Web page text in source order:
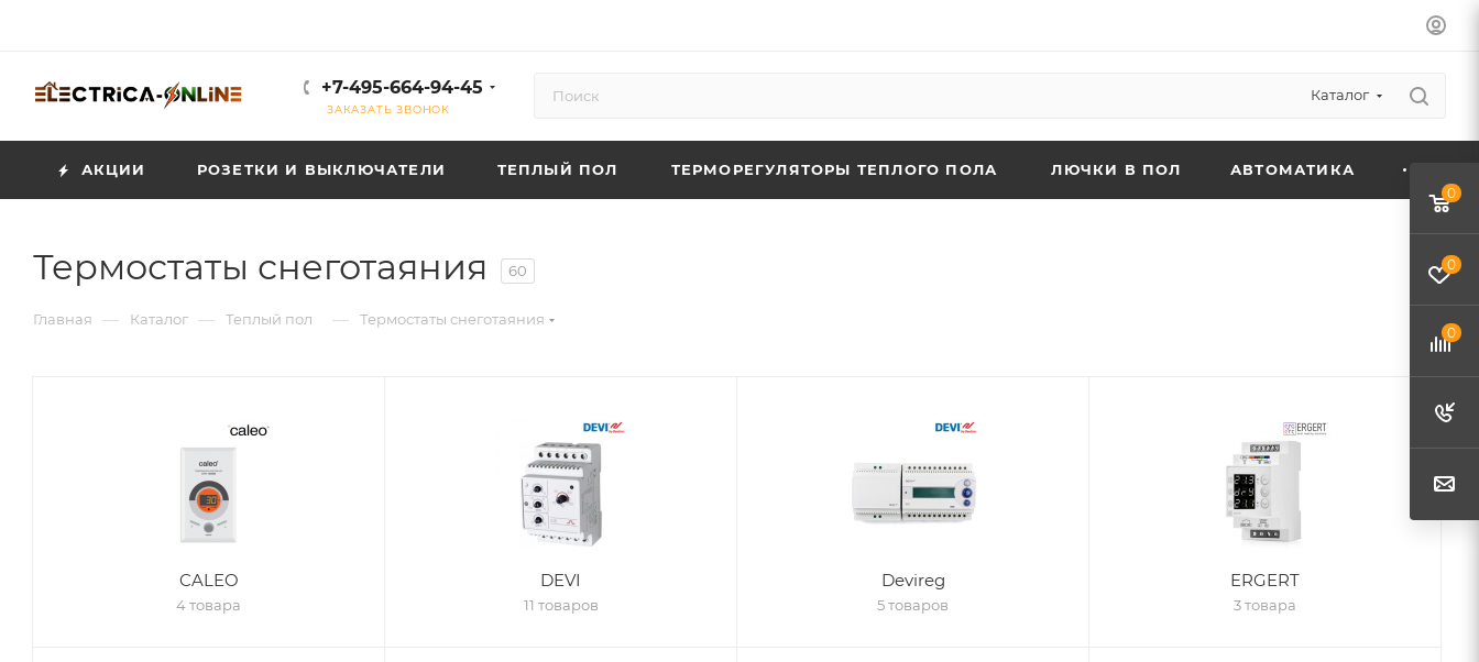
+7-495-664-94-45
ЗАКАЗАТЬ ЗВОНОК
Каталог
АКЦИИ РОЗЕТКИ И ВЫКЛЮЧАТЕЛИ ТЕПЛЫЙ ПОЛ ТЕРМОРЕГУЛЯТОРЫ ТЕПЛОГО ПОЛА ЛЮЧКИ В ПОЛ АВТОМАТИКА
Термостаты снеготаяния 60
Главная — Каталог — Теплый пол — Термостаты снеготаяния
CALEO
4 товара
DEVI
11 товаров
Devireg
5 товаров
ERGERT
3 товара
0
0
0